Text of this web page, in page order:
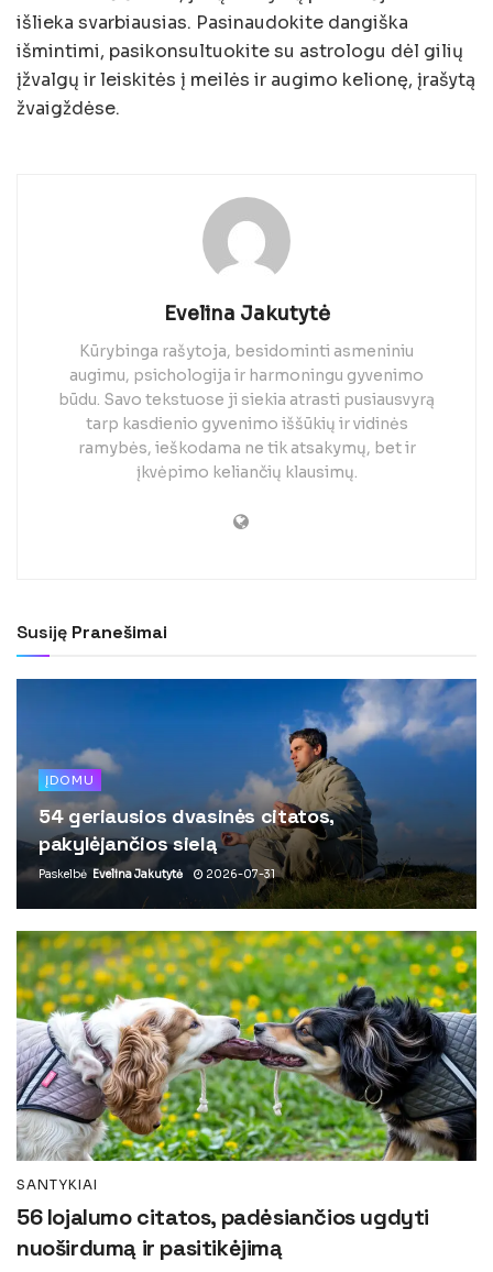
išlieka svarbiausias. Pasinaudokite dangiška
išmintimi, pasikonsultuokite su astrologu dėl gilių
įžvalgų ir leiskitės į meilės ir augimo kelionę, įrašytą
žvaigždėse.
Evelina Jakutytė
Kūrybinga rašytoja, besidominti asmeniniu
augimu, psichologija ir harmoningu gyvenimo
būdu. Savo tekstuose ji siekia atrasti pusiausvyrą
tarp kasdienio gyvenimo iššūkių ir vidinės
ramybės, ieškodama ne tik atsakymų, bet ir
įkvėpimo keliančių klausimų.
Susiję Pranešimai
ĮDOMU
54 geriausios dvasinės citatos,
pakylėjančios sielą
Paskelbė Evelina Jakutytė 2026-07-31
SANTYKIAI
56 lojalumo citatos, padėsiančios ugdyti
nuoširdumą ir pasitikėjimą